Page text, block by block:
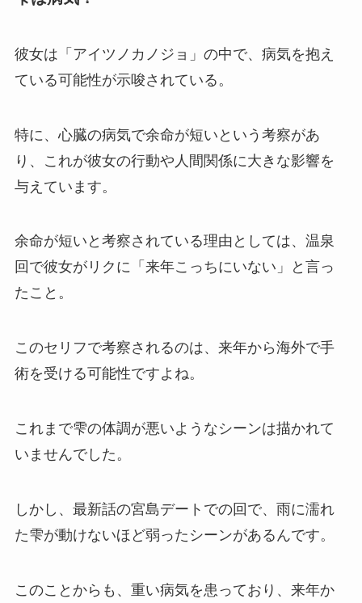
彼女は「アイツノカノジョ」の中で、病気を抱え
ている可能性が示唆されている。
特に、心臓の病気で余命が短いという考察があ
り、これが彼女の行動や人間関係に大きな影響を
与えています。
余命が短いと考察されている理由としては、温泉
回で彼女がリクに「来年こっちにいない」と言っ
たこと。
このセリフで考察されるのは、来年から海外で手
術を受ける可能性ですよね。
これまで雫の体調が悪いようなシーンは描かれて
いませんでした。
しかし、最新話の宮島デートでの回で、雨に濡れ
た雫が動けないほど弱ったシーンがあるんです。
このことからも、重い病気を患っており、来年か